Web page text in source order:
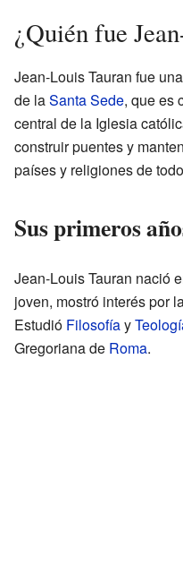
¿Quién fue
Jean-Louis Tauran fue
de laSanta Sede, que es
central de la Iglesia
construir puentes y
países y religiones de
Sus primeros
Jean-Louis Tauran nació
joven, mostró interés por
Estudió Filosofíay
Gregoriana de Roma.